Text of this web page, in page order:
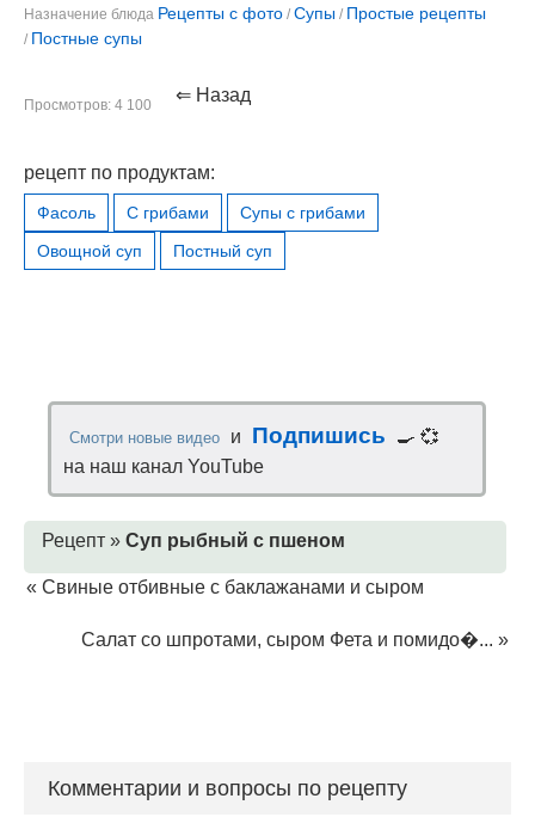
Назначение блюда Рецепты с фото / Супы / Простые рецепты
/ Постные супы
Просмотров: 4 100 ⇐ Назад
рецепт по продуктам:
Фасоль С грибами
Супы с грибами
Овощной суп
Постный суп
Смотри новые видео и Подпишись
🍳 💞
на наш канал YouTube
Рецепт » Суп рыбный с пшеном
« Свиные отбивные с баклажанами и сыром
Салат со шпротами, сыром Фета и помидо�... »
Комментарии и вопросы по рецепту